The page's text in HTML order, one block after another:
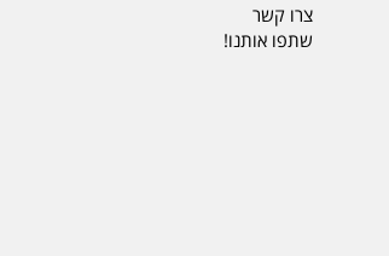
צרו קשר
שתפו אותנו!